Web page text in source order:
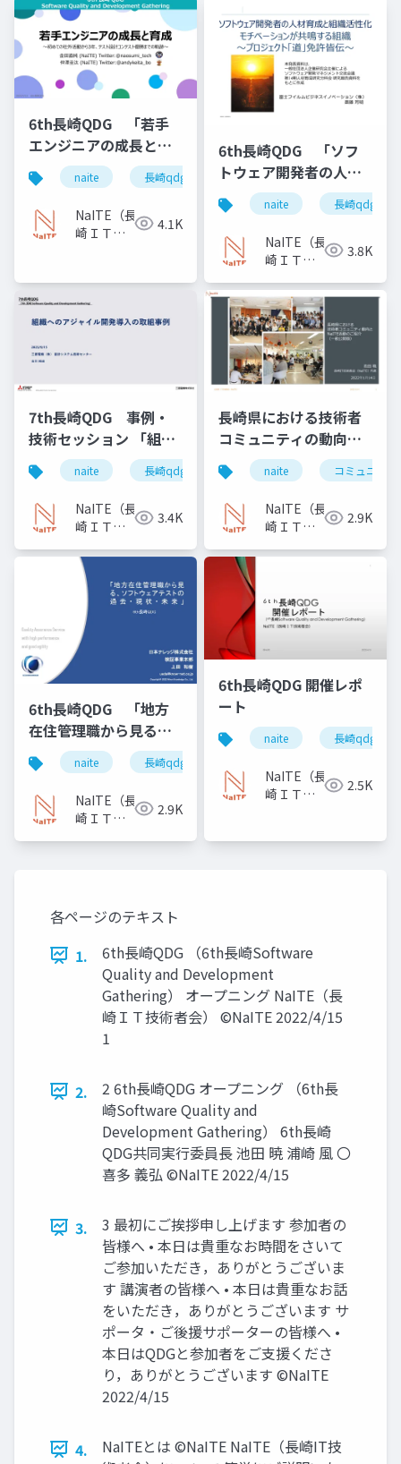
6th長崎QDG 「若手
エンジニアの成長と育
成 ～初めての社外活
動から3年、テスト設計
コンテスト優勝までの
軌跡～」
naite 長崎qdg 若手エンジニア 成長
NaITE（長
崎ＩＴ技
4.1K
6th長崎QDG 「ソフ
トウェア開発者の人材
育成と組織活性化 ～
モチベーションが共鳴
する組織 「プロジェ
クト道免許皆伝」」
naite 長崎qdg
NaITE（長
崎ＩＴ技
3.8K
7th長崎QDG 事例・
技術セッション 「組織
へのアジャイル開発導
入の取組事例」
naite 長崎qdg
NaITE（長
崎ＩＴ技
3.4K
長崎県における技術者
コミュニティの動向と
NaITE活動のご紹介
naite コミュニティ
NaITE（長
崎ＩＴ技
2.9K
6th長崎QDG 「地方
在住管理職から見る、
ソフトウェアテストの
過去・現状・未来」
naite 長崎qdg
NaITE（長
崎ＩＴ技
2.9K
6th長崎QDG 開催レポ
ート
naite 長崎qdg
NaITE（長
崎ＩＴ技
2.5K
各ページのテキスト
1.
6th長崎QDG （6th長崎Software
Quality and Development
Gathering） オープニング NaITE（長
崎ＩＴ技術者会） ©NaITE 2022/4/15
1
2.
2 6th長崎QDG オープニング （6th長
崎Software Quality and
Development Gathering） 6th長崎
QDG共同実行委員長 池田 暁 浦崎 風 〇
喜多 義弘 ©NaITE 2022/4/15
3.
3 最初にご挨拶申し上げます 参加者の
皆様へ • 本日は貴重なお時間をさいて
ご参加いただき，ありがとうございま
す 講演者の皆様へ • 本日は貴重なお話
をいただき，ありがとうございます サ
ポータ・ご後援サポーターの皆様へ •
本日はQDGと参加者をご支援くださ
り，ありがとうございます ©NaITE
2022/4/15
4.
NaITEとは ©NaITE NaITE（長崎IT技